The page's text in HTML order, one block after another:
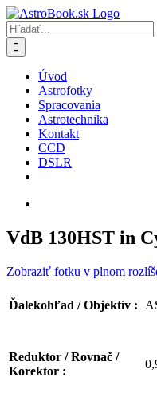
Skip
to
content
Hľadať:
Úvod
Astrofotky
Spracovania
Astrotechnika
Kontakt
CCD
DSLR
VdB 130HST in
Zobraziť fotku v plnom
Ďalekohľad / Objektív :
Reduktor / Rovnač /
Korektor :